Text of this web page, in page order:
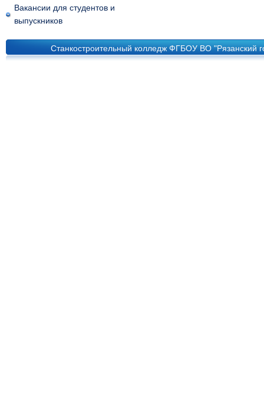
Вакансии для студентов и
выпускников
Станкостроительный колледж ФГБОУ ВО "Рязанский